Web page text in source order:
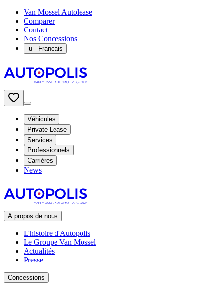
Van Mossel Autolease
Comparer
Contact
Nos Concessions
lu - Francais
Véhicules
Private Lease
Services
Professionnels
Carrières
News
A propos de nous
L'histoire d'Autopolis
Le Groupe Van Mossel
Actualités
Presse
Concessions